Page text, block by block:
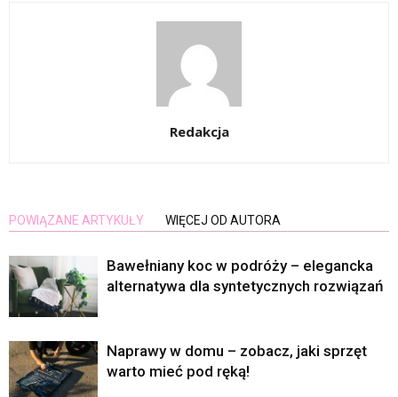
Redakcja
POWIĄZANE ARTYKUŁY WIĘCEJ OD AUTORA
Bawełniany koc w podróży – elegancka
alternatywa dla syntetycznych rozwiązań
Naprawy w domu – zobacz, jaki sprzęt
warto mieć pod ręką!